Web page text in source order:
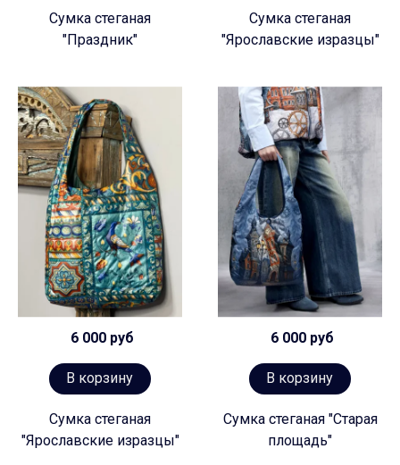
Сумка стеганая
"Праздник"
Сумка стеганая
"Ярославские изразцы"
6 000 руб
В корзину
Сумка стеганая
"Ярославские изразцы"
6 000 руб
В корзину
Сумка стеганая "Старая
площадь"